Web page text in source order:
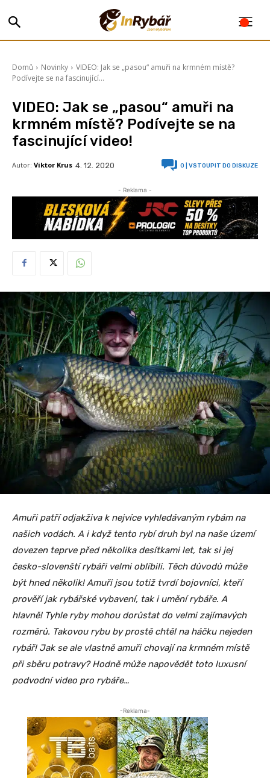
Domů Novinky
VIDEO: Jak se „pasou“ amuři na krmném místě?
Podívejte se na fascinující...
VIDEO: Jak se „pasou“ amuři na
krmném místě? Podívejte se na
fascinující video!
Autor: Viktor Krus 4. 12. 2020 0 | VSTOUPIT DO DISKUZE
- Reklama -
Amuři patří odjakživa k nejvíce vyhledávaným rybám na
našich vodách. A i když tento rybí druh byl na naše území
dovezen teprve před několika desítkami let, tak si jej
česko-slovenští rybáři velmi oblíbili. Těch důvodů může
být hned několik! Amuři jsou totiž tvrdí bojovníci, kteří
prověří jak rybářské vybavení, tak i umění rybáře. A
hlavně! Tyhle ryby mohou dorůstat do velmi zajímavých
rozměrů. Takovou rybu by prostě chtěl na háčku nejeden
rybář! Jak se ale vlastně amuři chovají na krmném místě
při sběru potravy? Hodně může napovědět toto luxusní
podvodní video pro rybáře…
-Reklama-